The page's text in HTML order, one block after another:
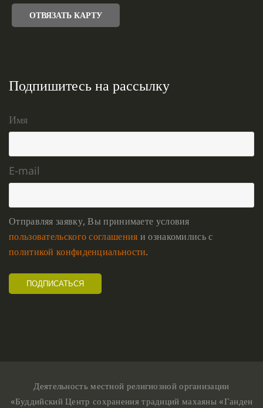
ОТВЯЗАТЬ КАРТУ
Подпишитесь на рассылку
Имя
E-mail
Отправляя заявку, Вы принимаете условия
пользовательского соглашения и ознакомились с
политикой конфиденциальности.
Деятельность местной религиозной организации
«Буддийский Центр сохранения традиций махаяны «Ганден